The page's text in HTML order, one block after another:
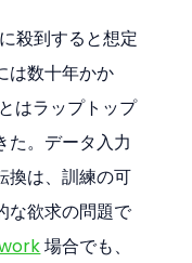
殺到すると想定
は数十年かか
はラップトップ
た。データ入力
換は、訓練の可
な欲求の問題で
場合でも、